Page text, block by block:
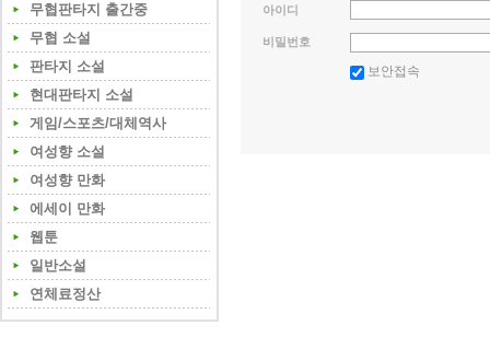
무협판타지 출간중
무협 소설
판타지 소설
현대판타지 소설
게임/스포츠/대체역사
여성향 소설
여성향 만화
에세이 만화
웹툰
일반소설
연체료정산
아이디
비밀번호
보안접속